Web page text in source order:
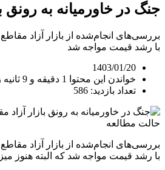
جنگ در خاورمیانه به
بررسی‌های انجام‌شده از بازار آزاد
با رشد قیمت مواجه شد
1403/01/20
خواندن این محتوا 1 دقیقه و 9 ثانیه زمان می‌برد
تعداد بازدید: 586
حالت مطالعه
بررسی‌های انجام‌شده از بازار آزاد
با رشد قیمت مواجه شد که البته هنوز